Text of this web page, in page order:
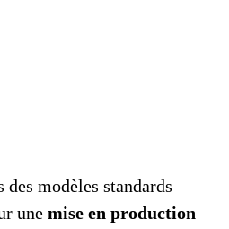
des modèles standards
une mise en production